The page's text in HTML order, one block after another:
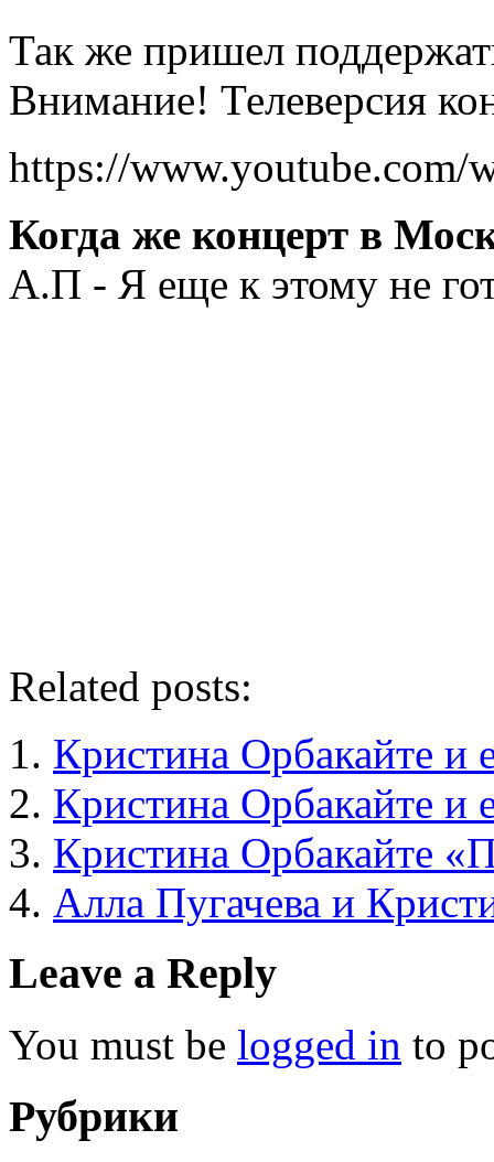
Так же пришел
Внимание! Телеверсия
https://www.youtube.com/
Когда же концерт в
А.П - Я еще к этому не
Related posts:
Кристина Орбакайте и
Кристина Орбакайте и
Кристина Орбакайте
Алла Пугачева и
Leave a Reply
You must be logged in to
Рубрики